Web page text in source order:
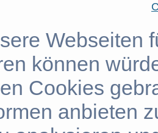
Webseiten
können
Cookies
anbieten